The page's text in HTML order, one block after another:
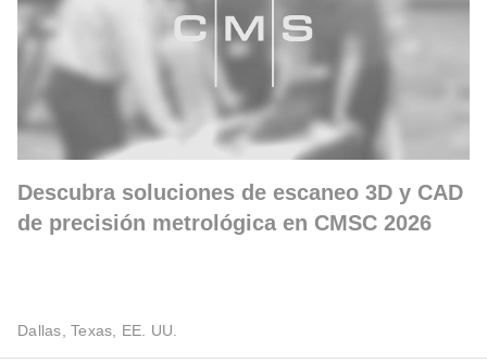
Descubra soluciones de escaneo 3D y CAD
de precisión metrológica en CMSC 2026
Dallas, Texas, EE. UU.